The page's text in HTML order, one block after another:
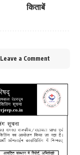
किताबें
Leave a Comment